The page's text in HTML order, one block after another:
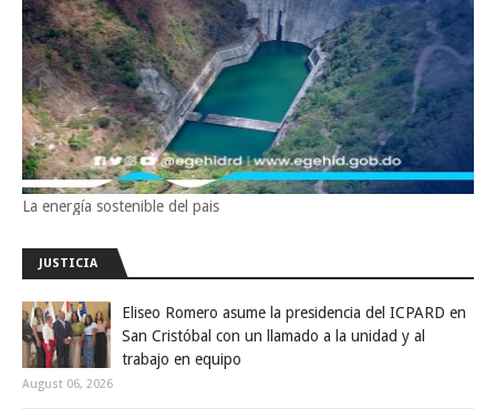
La energía sostenible del pais
JUSTICIA
Eliseo Romero asume la presidencia del ICPARD en
San Cristóbal con un llamado a la unidad y al
trabajo en equipo
August 06, 2026